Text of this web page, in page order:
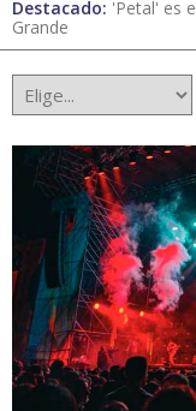
Destacado: 'Petal' es
Grande